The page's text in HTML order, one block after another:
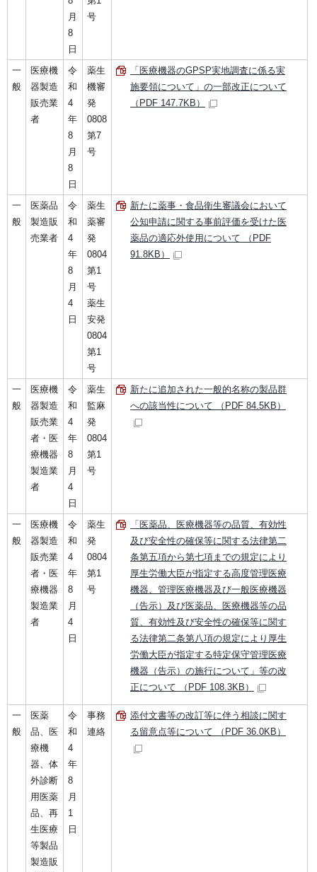
月
8
日
号
一
般
医療機
器製造
販売業
者
令
和
4
年
8
月
8
日
薬生
機審
発
0808
第7
号
「医療機器のGPSP実地調査に係る実
施要領について」の一部改正について
（PDF 147.7KB）
一
般
医薬品
製造販
売業者
令
和
4
年
8
月
4
日
薬生
薬審
発
0804
第1
号
薬生
安発
0804
第1
号
新たに薬事・食品衛生審議会において
公知申請に関する事前評価を受けた医
薬品の適応外使用について （PDF
91.8KB）
一
般
医療機
器製造
販売業
者・医
療機器
製造業
者
令
和
4
年
8
月
4
日
薬生
監麻
発
0804
第1
号
新たに追加された一般的名称の製品群
への該当性について （PDF 84.5KB）
一
般
医療機
器製造
販売業
者・医
療機器
製造業
者
令
和
4
年
8
月
4
日
薬生
発
0804
第1
号
「医薬品、医療機器等の品質、有効性
及び安全性の確保等に関する法律第二
条第五項から第七項までの規定により
厚生労働大臣が指定する高度管理医療
機器、管理医療機器及び一般医療機器
（告示）及び医薬品、医療機器等の品
質、有効性及び安全性の確保等に関す
る法律第二条第八項の規定により厚生
労働大臣が指定する特定保守管理医療
機器（告示）の施行について」等の改
正について （PDF 108.3KB）
一
般
医薬
品、医
療機
器、体
外診断
用医薬
品、再
生医療
等製品
製造販
令
和
4
年
8
月
1
日
事務
連絡
添付文書等の改訂等に伴う相談に関す
る留意点等について （PDF 36.0KB）